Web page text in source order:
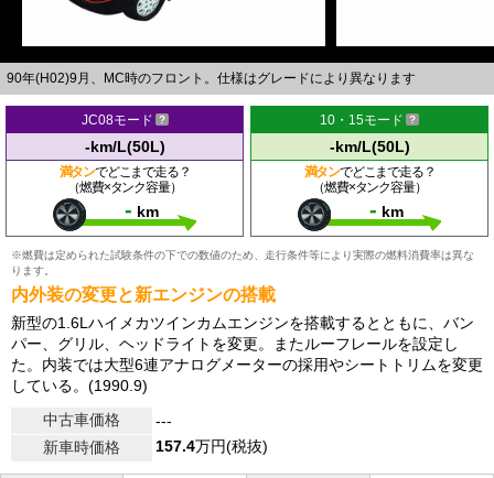
90年(H02)9月、MC時のフロント。仕様はグレードにより異なります
JC08モード
-km/L(50L)
満タンでどこまで走る？
（燃費×タンク容量）
- km
10・15モード
-km/L(50L)
満タンでどこまで走る？
（燃費×タンク容量）
- km
※燃費は定められた試験条件の下での数値のため、走行条件等により実際の燃料消費率は異な
ります。
内外装の変更と新エンジンの搭載
新型の1.6Lハイメカツインカムエンジンを搭載するとともに、バン
パー、グリル、ヘッドライトを変更。またルーフレールを設定し
た。内装では大型6連アナログメーターの採用やシートトリムを変更
している。(1990.9)
中古車価格
---
新車時価格
157.4万円(税抜)